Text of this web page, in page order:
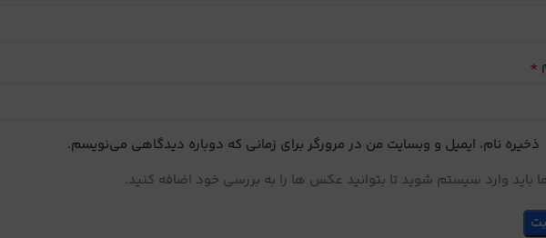
*
ذخیره نام، ایمیل و وبسایت من در مرورگر برای زمانی که دوباره دیدگاهی می‌نویسم.
باید وارد سیستم شوید تا بتوانید عکس ها را به بررسی خود اضافه کنید.